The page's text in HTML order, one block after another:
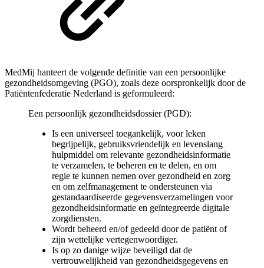
MedMij hanteert de volgende definitie van een persoonlijke
gezondheidsomgeving (PGO), zoals deze oorspronkelijk door de
Patiëntenfederatie Nederland is geformuleerd:
Een persoonlijk gezondheidsdossier (PGD):
Is een universeel toegankelijk, voor leken
begrijpelijk, gebruiksvriendelijk en levenslang
hulpmiddel om relevante gezondheidsinformatie
te verzamelen, te beheren en te delen, en om
regie te kunnen nemen over gezondheid en zorg
en om zelfmanagement te ondersteunen via
gestandaardiseerde gegevensverzamelingen voor
gezondheidsinformatie en geïntegreerde digitale
zorgdiensten.
Wordt beheerd en/of gedeeld door de patiënt of
zijn wettelijke vertegenwoordiger.
Is op zo danige wijze beveiligd dat de
vertrouwelijkheid van gezondheidsgegevens en